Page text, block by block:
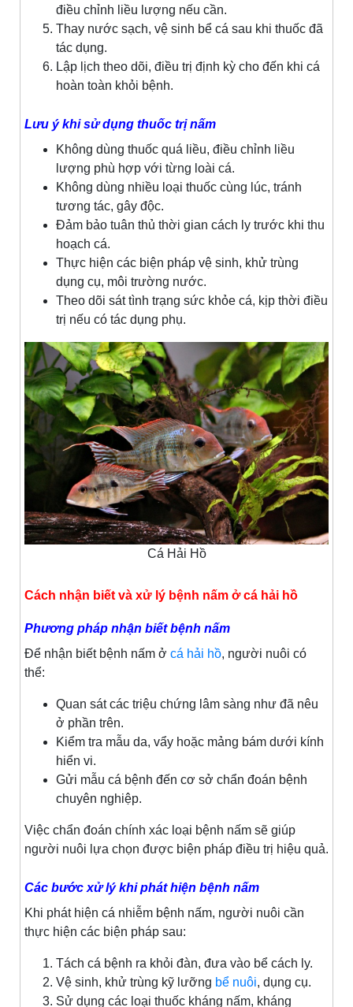
điều chỉnh liều lượng nếu cần.
Thay nước sạch, vệ sinh bể cá sau khi thuốc đã
tác dụng.
Lập lịch theo dõi, điều trị định kỳ cho đến khi cá
hoàn toàn khỏi bệnh.
Lưu ý khi sử dụng thuốc trị nấm
Không dùng thuốc quá liều, điều chỉnh liều
lượng phù hợp với từng loài cá.
Không dùng nhiều loại thuốc cùng lúc, tránh
tương tác, gây độc.
Đảm bảo tuân thủ thời gian cách ly trước khi thu
hoạch cá.
Thực hiện các biện pháp vệ sinh, khử trùng
dụng cụ, môi trường nước.
Theo dõi sát tình trạng sức khỏe cá, kịp thời điều
trị nếu có tác dụng phụ.
Cá Hải Hồ
Cách nhận biết và xử lý bệnh nấm ở cá hải hồ
Phương pháp nhận biết bệnh nấm
Để nhận biết bệnh nấm ở cá hải hồ, người nuôi có
thể:
Quan sát các triệu chứng lâm sàng như đã nêu
ở phần trên.
Kiểm tra mẫu da, vẩy hoặc mảng bám dưới kính
hiển vi.
Gửi mẫu cá bệnh đến cơ sở chẩn đoán bệnh
chuyên nghiệp.
Việc chẩn đoán chính xác loại bệnh nấm sẽ giúp
người nuôi lựa chọn được biện pháp điều trị hiệu quả.
Các bước xử lý khi phát hiện bệnh nấm
Khi phát hiện cá nhiễm bệnh nấm, người nuôi cần
thực hiện các biện pháp sau:
Tách cá bệnh ra khỏi đàn, đưa vào bể cách ly.
Vệ sinh, khử trùng kỹ lưỡng bể nuôi, dụng cụ.
Sử dụng các loại thuốc kháng nấm, kháng